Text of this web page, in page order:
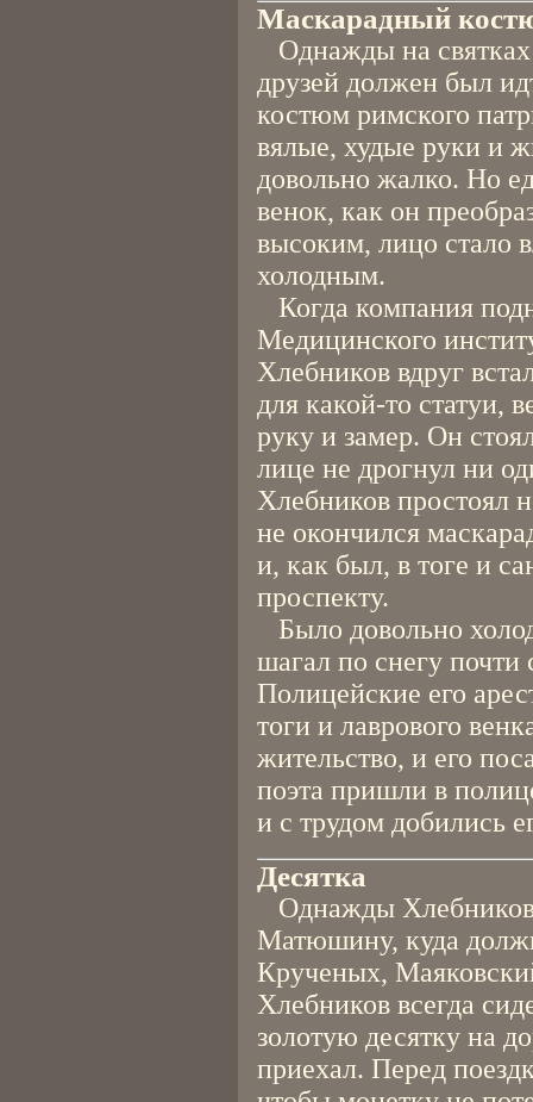
Маскарадный
Однажды на
друзей должен был
костюм римского
вялые, худые руки и
довольно жалко. Но
венок, как он
высоким, лицо стало
холодным.
Когда компания
Медицинского
Хлебников вдруг
для какой-то статуи,
руку и замер. Он
лице не дрогнул ни
Хлебников простоял
не окончился
и, как был, в тоге и
проспекту.
Было довольно
шагал по снегу
Полицейские его
тоги и лаврового
жительство, и его
поэта пришли в
и с трудом добились
Десятка
Однажды
Матюшину, куда
Крученых,
Хлебников всегда
золотую десятку на
приехал. Перед